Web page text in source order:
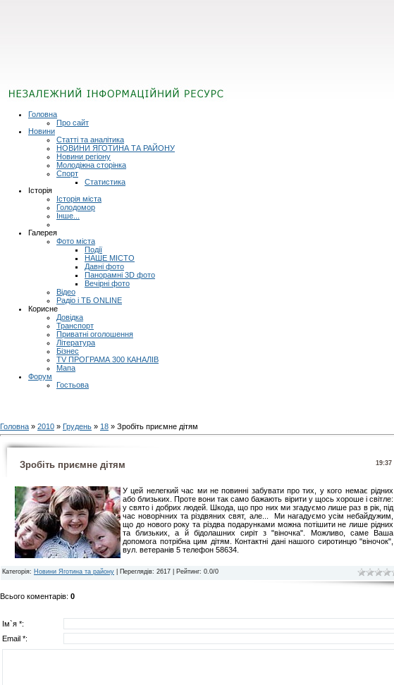
Головна
Про сайт
Новини
Статті та аналітика
НОВИНИ ЯГОТИНА ТА РАЙОНУ
Новини регіону
Молодіжна сторінка
Спорт
Статистика
Історія
Історія міста
Голодомор
Інше...
Галерея
Фото міста
Події
НАШЕ МІСТО
Давні фото
Панорамні 3D фото
Вечірні фото
Відео
Радіо і ТБ ONLINE
Корисне
Довідка
Транспорт
Приватні оголошення
Література
Бізнес
TV ПРОГРАМА 300 КАНАЛІВ
Мапа
Форум
Гостьова
Головна » 2010 » Грудень » 18 » Зробіть приємне дітям
19:37
Зробіть приємне дітям
У цей нелегкий час ми не повинні забувати про тих, у кого немає рідних
або близьких. Проте вони так само бажають вірити у щось хороше і світле:
у свято і добрих людей. Шкода, що про них ми згадуємо лише раз в рік, під
час новорічних та різдвяних свят, але... Ми нагадуємо усім небайдужим,
що до нового року та різдва подарунками можна потішити не лише рідних
та близьких, а й бідолашних сиріт з "віночка". Можливо, саме Ваша
допомога потрібна цим дітям. Контактні дані нашого сиротинцю "віночок",
вул. ветеранів 5 телефон 58634.
Категорія: Новини Яготина та району Переглядів: 2617 | Рейтинг: 0.0/0
Всього коментарів: 0
Ім`я *:
Email *: